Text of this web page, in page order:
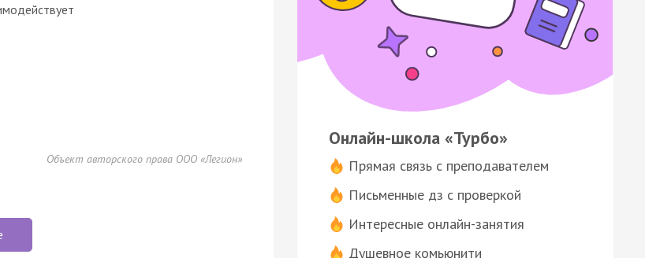
Объект авторского права ООО «Легион»
Онлайн-школа «Турбо»
Прямая связь с преподавателем
Письменные дз с проверкой
Интересные онлайн-занятия
Душевное комьюнити